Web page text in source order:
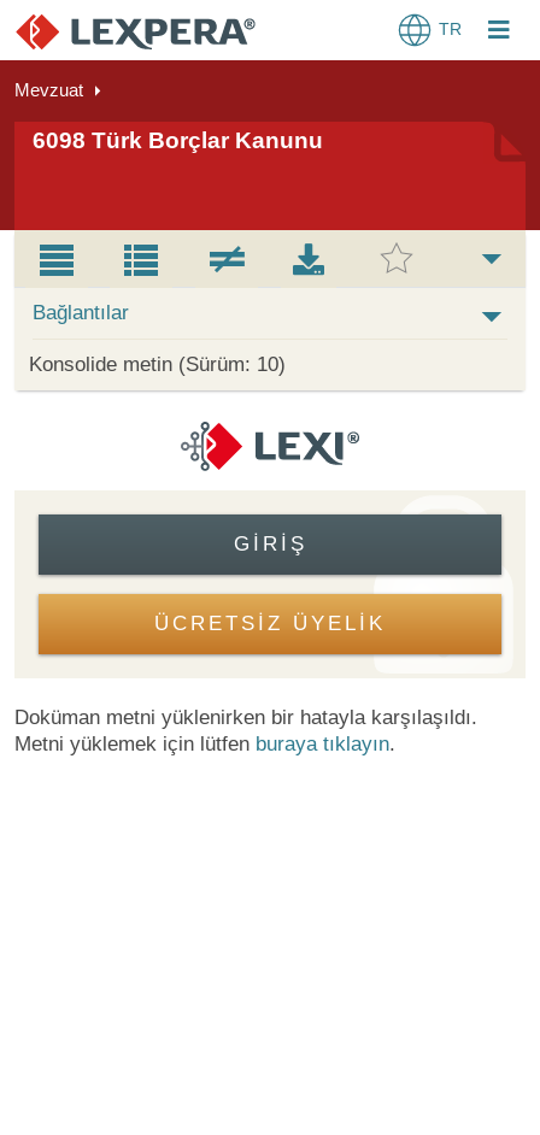
TR
Mevzuat
6098 Türk Borçlar Kanunu
Bağlantılar
Konsolide metin (Sürüm: 10)
GIRIŞ
ÜCRETSİZ ÜYELİK
Doküman metni yüklenirken bir hatayla karşılaşıldı.
Metni yüklemek için lütfen buraya tıklayın.